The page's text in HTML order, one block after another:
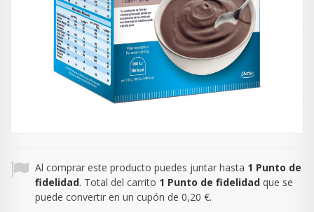
Al comprar este producto puedes juntar hasta 1 Punto de
fidelidad. Total del carrito 1 Punto de fidelidad que se
puede convertir en un cupón de 0,20 €.